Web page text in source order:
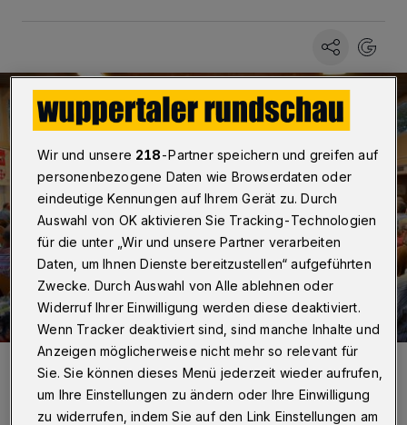
Volles Haus im Gemeindesaal Hottenstein: Trotz hochsommerlicher
Temperaturen waren zahlreiche Nächstebrecker Bürger
gekommen, um sich an der Abstimmung über den vom Bürgerverein
mit der Stadt ausgehandelten Gewerbegebiet-Kompromiss zu
beteiligen.
Wir und unsere 218-Partner speichern und greifen auf
personenbezogene Daten wie Browserdaten oder
eindeutige Kennungen auf Ihrem Gerät zu. Durch
Auswahl von OK aktivieren Sie Tracking-Technologien
für die unter „Wir und unsere Partner verarbeiten
Daten, um Ihnen Dienste bereitzustellen“ aufgeführten
Zwecke. Durch Auswahl von Alle ablehnen oder
Widerruf Ihrer Einwilligung werden diese deaktiviert.
Wenn Tracker deaktiviert sind, sind manche Inhalte und
Anzeigen möglicherweise nicht mehr so relevant für
Sie. Sie können dieses Menü jederzeit wieder aufrufen,
um Ihre Einstellungen zu ändern oder Ihre Einwilligung
zu widerrufen, indem Sie auf den Link Einstellungen am